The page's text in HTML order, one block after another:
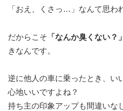
「おえ、くさっ…」なんて思わ
だからこそ 「なんか臭くない？」
きなんです。
逆に他人の車に乗ったとき、い
心地いいですよね？
持ち主の印象アップも間違いな